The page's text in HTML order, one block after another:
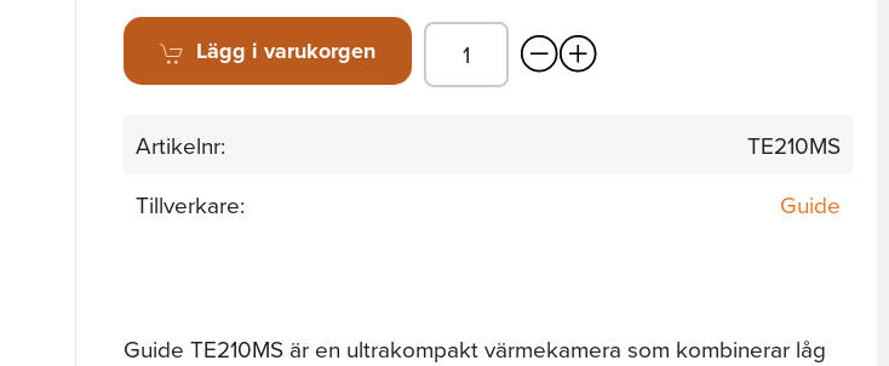
Lägg i varukorgen
Artikelnr:
TE210MS
Tillverkare:
Guide
Guide TE210MS är en ultrakompakt värmekamera som kombinerar låg